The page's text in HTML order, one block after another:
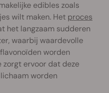
edibles zoals
wilt maken. Het proces
het langzaam sudderen
waarbij waardevolle
worden
zorgt ervoor dat deze
worden